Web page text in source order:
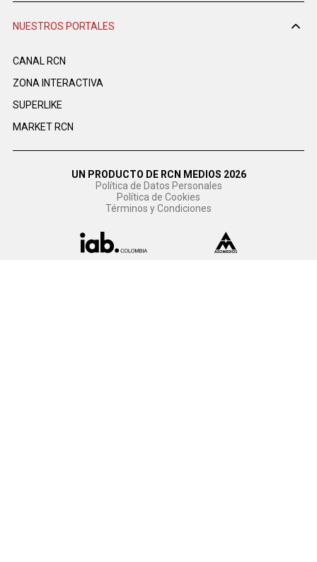
NUESTROS PORTALES
CANAL RCN
ZONA INTERACTIVA
SUPERLIKE
MARKET RCN
UN PRODUCTO DE RCN MEDIOS 2026
Política de Datos Personales
Política de Cookies
Términos y Condiciones